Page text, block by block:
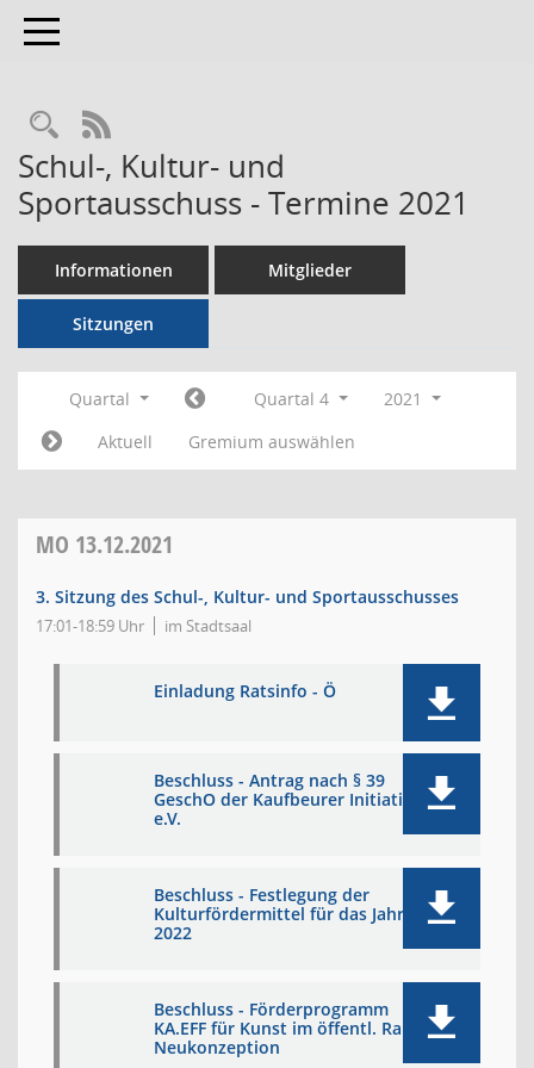
Toggle navigation
RSS-Feed
Schul-, Kultur- und
Sportausschuss - Termine 2021
Informationen Mitglieder
Sitzungen
Quartal Quartal 4
2021
Aktuell
Gremium auswählen
MO 13.12.2021
3. Sitzung des Schul-, Kultur- und Sportausschusses
17:01-18:59 Uhr im Stadtsaal
Einladung Ratsinfo - Ö
Beschluss - Antrag nach § 39
GeschO der Kaufbeurer Initiative
e.V.
Beschluss - Festlegung der
Kulturfördermittel für das Jahr
2022
Beschluss - Förderprogramm
KA.EFF für Kunst im öffentl. Raum:
Neukonzeption